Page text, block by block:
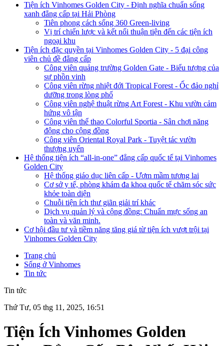
Tiện ích Vinhomes Golden City - Định nghĩa chuẩn sống
xanh đẳng cấp tại Hải Phòng
Tiên phong cách sống 360 Green-living
Vị trí chiến lược và kết nối thuận tiện đến các tiện ích
ngoại khu
Tiện ích đặc quyền tại Vinhomes Golden City - 5 đại công
viên chủ đề đẳng cấp
Công viên quảng trường Golden Gate - Biểu tượng của
sự phồn vinh
Công viên rừng nhiệt đới Tropical Forest - Ốc đảo nghỉ
dưỡng trong lòng phố
Công viên nghệ thuật rừng Art Forest - Khu vườn cảm
hứng vô tận
Công viên thể thao Colorful Sportia - Sân chơi năng
động cho cộng đồng
Công viên Oriental Royal Park - Tuyệt tác vườn
thượng uyển
Hệ thống tiện ích “all-in-one” đẳng cấp quốc tế tại Vinhomes
Golden City
Hệ thống giáo dục liên cấp - Ươm mầm tương lai
Cơ sở y tế, phòng khám đa khoa quốc tế chăm sóc sức
khỏe toàn diện
Chuỗi tiện ích thư giãn giải trí khác
Dịch vụ quản lý và cộng đồng: Chuẩn mực sống an
toàn và văn minh.
Cơ hội đầu tư và tiềm năng tăng giá từ tiện ích vượt trội tại
Vinhomes Golden City
Trang chủ
Sống ở Vinhomes
Tin tức
Tin tức
Thứ Tư, 05 thg 11, 2025, 16:51
Tiện Ích Vinhomes Golden